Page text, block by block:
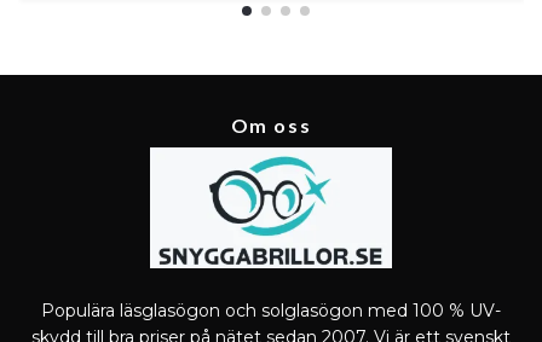
Om oss
Populära läsglasögon och solglasögon med 100 % UV-